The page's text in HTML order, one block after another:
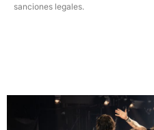
sanciones legales.